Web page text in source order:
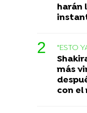
harán
"ESTO
más
con el